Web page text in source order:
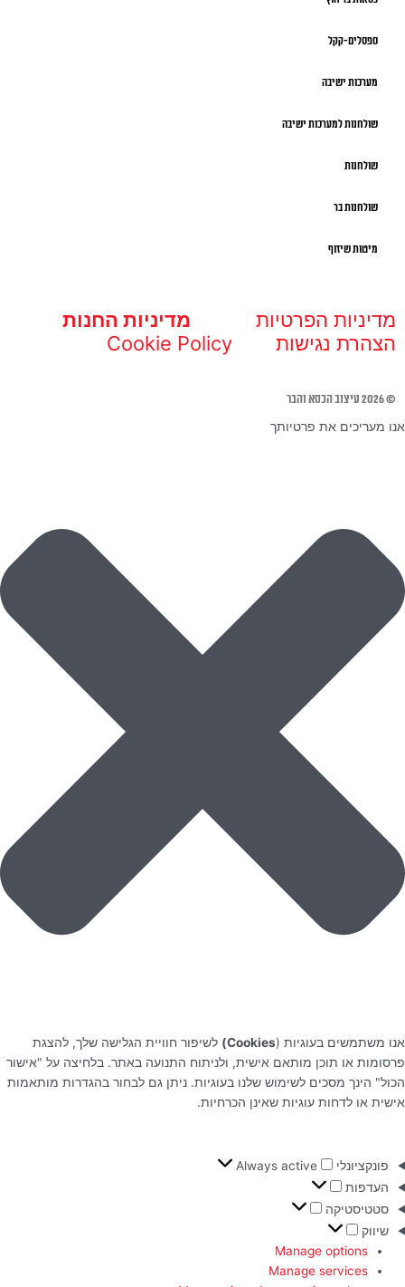
ספסלים-קקל
מערכות ישיבה
שולחנות למערכות ישיבה
שולחנות
שולחנות בר
מיטות שיזוף
מדיניות הפרטיות
מדיניות החנות
הצהרת נגישות
Cookie Policy
© 2026 עיצוב הכסא והבר
אנו מעריכים את פרטיותך
אנו משתמשים בעוגיות (Cookies)
לשיפור חוויית הגלישה שלך, להצגת
פרסומות או תוכן מותאם אישית, ולניתוח התנועה באתר. בלחיצה על "אישור
הכול" הינך מסכים לשימוש שלנו בעוגיות. ניתן גם לבחור בהגדרות מותאמות
אישית או לדחות עוגיות שאינן הכרחיות.
פונקציונלי
Always active
העדפות
סטטיסטיקה
שיווק
Manage options
Manage services